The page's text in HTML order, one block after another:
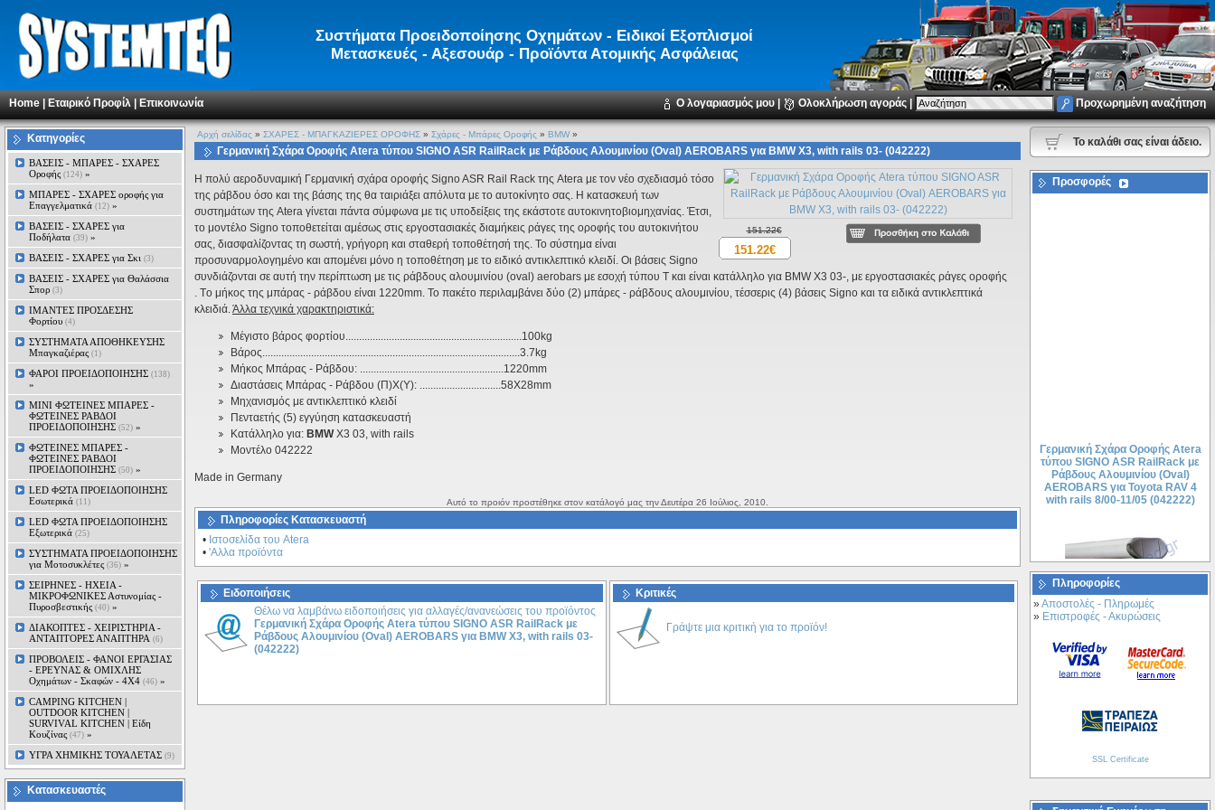
Συστήματα Προειδοποίησης Οχημάτων - Ειδικοί Εξοπλισμοί
Μετασκευές - Αξεσουάρ - Προϊόντα Ατομικής Ασφάλειας
Home|Εταιρικό Προφίλ|Επικοινωνία Προχωρημένη αναζήτηση
Ο λογαριασμός μου| Ολοκλήρωση αγοράς |
Κατηγορίες
ΒΑΣΕΙΣ - ΜΠΑΡΕΣ - ΣΧΑΡΕΣ
Οροφής (124) »
ΜΠΑΡΕΣ - ΣΧΑΡΕΣ oροφής για
Επαγγελματικά (12) »
ΒΑΣΕΙΣ - ΣΧΑΡΕΣ για
Ποδήλατα (39) »
ΒΑΣΕΙΣ - ΣΧΑΡΕΣ για Σκι (3)
ΒΑΣΕΙΣ - ΣΧΑΡΕΣ για Θαλάσσια
Σπορ (3)
ΙΜΑΝΤΕΣ ΠΡΟΣΔΕΣΗΣ
Φορτίου (4)
ΣΥΣΤΗΜΑΤΑ ΑΠΟΘΗΚΕΥΣΗΣ
Μπαγκαζιέρας (1)
ΦΑΡΟΙ ΠΡΟΕΙΔΟΠΟΙΗΣΗΣ (138)
»
MINI ΦΩΤΕΙΝΕΣ ΜΠΑΡΕΣ -
ΦΩΤΕΙΝΕΣ ΡΑΒΔΟΙ
ΠΡΟΕΙΔΟΠΟΙΗΣΗΣ (52) »
ΦΩΤΕΙΝΕΣ ΜΠΑΡΕΣ -
ΦΩΤΕΙΝΕΣ ΡΑΒΔΟΙ
ΠΡΟΕΙΔΟΠΟΙΗΣΗΣ (50) »
LED ΦΩΤΑ ΠΡΟΕΙΔΟΠΟΙΗΣΗΣ
Εσωτερικά (11)
LED ΦΩΤΑ ΠΡΟΕΙΔΟΠΟΙΗΣΗΣ
Εξωτερικά (25)
ΣΥΣΤΗΜΑΤΑ ΠΡΟΕΙΔΟΠΟΙΗΣΗΣ
για Μοτοσυκλέτες (36) »
ΣΕΙΡΗΝΕΣ - ΗΧΕΙΑ -
ΜΙΚΡΟΦΩΝΙΚΕΣ Αστυνομίας -
Πυροσβεστικής (40) »
ΔΙΑΚΟΠΤΕΣ - XEIΡΙΣΤΗΡΙΑ -
ΑΝΤΑΠΤΟΡΕΣ ΑΝΑΠΤΗΡΑ (6)
ΠΡΟΒΟΛΕΙΣ - ΦΑΝΟΙ ΕΡΓΑΣΙΑΣ
- ΕΡΕΥΝΑΣ & ΟΜΙΧΛΗΣ
Οχημάτων - Σκαφών - 4Χ4 (46) »
CAMPING KITCHEN |
OUTDOOR KITCHEN |
SURVIVAL KITCHEN | Είδη
Κουζίνας (47) »
ΥΓΡΑ ΧΗΜΙΚΗΣ ΤΟΥΑΛΕΤΑΣ (9)
Κατασκευαστές
Αρχή σελίδας » ΣΧΑΡΕΣ - ΜΠΑΓΚΑΖΙΕΡΕΣ ΟΡΟΦΗΣ » Σχάρες - Μπάρες Oροφής » BMW»
Γερμανική Σχάρα Οροφής Atera τύπου SIGNO ASR RailRack με Ράβδους Αλουμινίου (Oval) AEROBARS για ΒMW X3, with rails 03- (042222)
151.22€
151.22€
H πολύ αεροδυναμική Γερμανική σχάρα οροφής Signo ASR Rail Rack της Atera με τον νέο σχεδιασμό τόσο
της ράβδου όσο και της βάσης της θα ταιριάξει απόλυτα με το αυτοκίνητο σας. Η κατασκευή των
συστημάτων της Atera γίνεται πάντα σύμφωνα με τις υποδείξεις της εκάστοτε αυτοκινητοβιομηχανίας. Έτσι,
το μοντέλο Signo τοποθετείται αμέσως στις εργοστασιακές διαμήκεις ράγες της οροφής του αυτοκινήτου
σας, διασφαλίζοντας τη σωστή, γρήγορη και σταθερή τοποθέτησή της. Το σύστημα είναι
προσυναρμολογημένο και απομένει μόνο η τοποθέτηση με το ειδικό αντικλεπτικό κλειδί. Οι βάσεις Signo
συνδιάζονται σε αυτή την περίπτωση με τις ράβδους αλουμινίου (oval) aerobars με εσοχή τύπου Τ και είναι κατάλληλο για ΒMW X3 03-, με εργοστασιακές ράγες οροφής
. Τo μήκος της μπάρας - ράβδου είναι 1220mm. Το πακέτο περιλαμβάνει δύο (2) μπάρες - ράβδους αλουμινίου, τέσσερις (4) βάσεις Signo και τα ειδικά αντικλεπτικά
κλειδιά.Άλλα τεχνικά χαρακτηριστικά:
Μέγιστο βάρος φορτίου.................................................................100kg
Βάρος...............................................................................................3.7kg
Μήκος Μπάρας - Ράβδου: .....................................................1220mm
Διαστάσεις Mπάρας - Ράβδου (Π)Χ(Υ): ..............................58X28mm
Μηχανισμός με αντικλεπτικό κλειδί
Πενταετής (5) εγγύηση κατασκευαστή
Kατάλληλο για: ΒMWX3 03, with rails
Μοντέλο 042222
Made in Germany
Αυτό το προιόν προστέθηκε στον κατάλογό μας την Δευτέρα 26 Ιούλιος, 2010.
Πληροφορίες Κατασκευαστή
• Ιστοσελίδα του Atera
• 'Αλλα προϊόντα
Ειδοποιήσεις
Θέλω να λαμβάνω ειδοποιήσεις για αλλαγές/ανανεώσεις του προϊόντος
Γερμανική Σχάρα Οροφής Atera τύπου SIGNO ASR RailRack με
Ράβδους Αλουμινίου (Oval) AEROBARS για ΒMW X3, with rails 03-
(042222)
Κριτικές
Γράψτε μια κριτική για το προϊόν!
To καλάθι σας είναι άδειο.
Προσφορές
τύπου SIGNO ASR RailRack με
Ράβδους Αλουμινίου (Oval)
AEROBARS για Toyota RAV 4
with rails 8/00-11/05 (042222)
151.22€
Ράβδους Αλουμινίου (Οval)
AEROBARS για Opel Vectra
Πληροφορίες
»Αποστολές - Πληρωμές
» Επιστροφές - Ακυρώσεις
SSL Certificate